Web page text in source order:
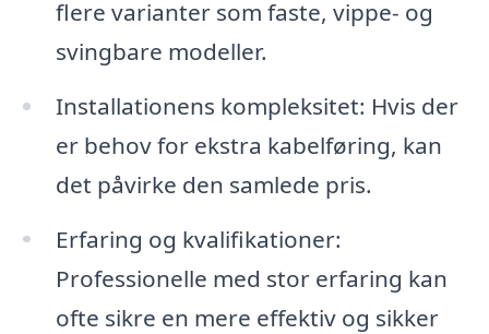
flere varianter som faste, vippe- og
svingbare modeller.
Installationens kompleksitet: Hvis der
er behov for ekstra kabelføring, kan
det påvirke den samlede pris.
Erfaring og kvalifikationer:
Professionelle med stor erfaring kan
ofte sikre en mere effektiv og sikker